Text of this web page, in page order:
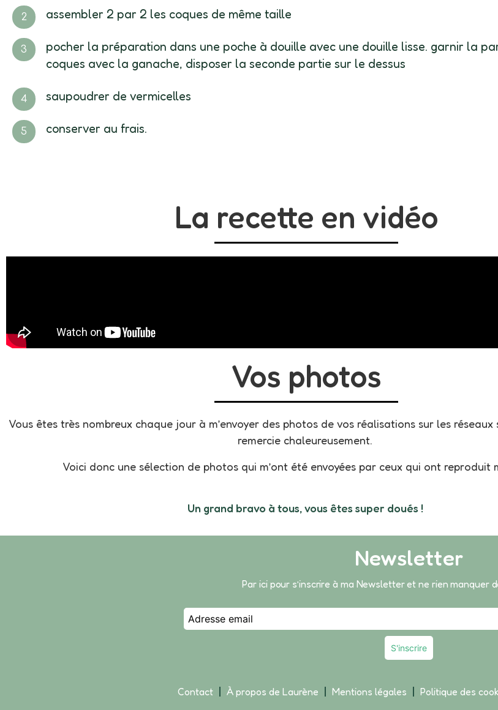
assembler 2 par 2 les coques de même taille
pocher la préparation dans une poche à douille avec une douille lisse. garnir la
coques avec la ganache, disposer la seconde partie sur le dessus
saupoudrer de vermicelles
conserver au frais.
La recette en vidéo
Vos photos
Vous êtes très nombreux chaque jour à m’envoyer des photos de vos réalisations sur les
remercie chaleureusement.
Voici donc une sélection de photos qui m’ont été envoyées par ceux qui ont reproduit
Un grand bravo à tous, vous êtes super doués !
Newsletter
Par ici pour s’inscrire à ma Newsletter et ne rien manquer
Contact À propos de Laurène Mentions légales Politique des